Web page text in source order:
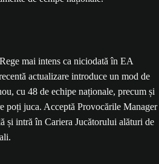
mai intens ca niciodată în EA
actualizare introduce un mod de
cu 48 de echipe naționale, precum și
poți juca. Acceptă Provocările Manager
și intră în Cariera Jucătorului alături de